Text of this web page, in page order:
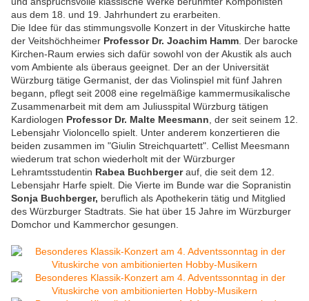
aus dem 18. und 19. Jahrhundert zu erarbeiten.
Die Idee für das stimmungsvolle Konzert in der Vituskirche hatte
der Veitshöchheimer Professor Dr. Joachim Hamm . Der barocke
Kirchen-Raum erwies sich dafür sowohl von der Akustik als auch
vom Ambiente als überaus geeignet. Der an der Universität
Würzburg tätige Germanist, der das Violinspiel mit fünf Jahren
begann, pflegt seit 2008 eine regelmäßige kammermusikalische
Zusammenarbeit mit dem am Juliusspital Würzburg tätigen
Kardiologen Professor Dr. Malte Meesmann , der seit seinem 12.
Lebensjahr Violoncello spielt. Unter anderem konzertieren die
beiden zusammen im "Giulin Streichquartett". Cellist Meesmann
wiederum trat schon wiederholt mit der Würzburger
Lehramtsstudentin Rabea Buchbergerauf, die seit dem 12.
Lebensjahr Harfe spielt. Die Vierte im Bunde war die Sopranistin
Sonja Buchberger, beruflich als Apothekerin tätig und Mitglied
des Würzburger Stadtrats. Sie hat über 15 Jahre im Würzburger
Domchor und Kammerchor gesungen.